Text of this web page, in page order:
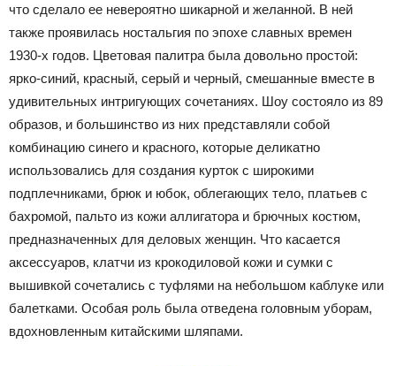
что сделало ее невероятно шикарной и желанной. В ней
также проявилась ностальгия по эпохе славных времен
1930-х годов. Цветовая палитра была довольно простой:
ярко-синий, красный, серый и черный, смешанные вместе в
удивительных интригующих сочетаниях. Шоу состояло из 89
образов, и большинство из них представляли собой
комбинацию синего и красного, которые деликатно
использовались для создания курток с широкими
подплечниками, брюк и юбок, облегающих тело, платьев с
бахромой, пальто из кожи аллигатора и брючных костюм,
предназначенных для деловых женщин. Что касается
аксессуаров, клатчи из крокодиловой кожи и сумки с
вышивкой сочетались с туфлями на небольшом каблуке или
балетками. Особая роль была отведена головным уборам,
вдохновленным китайскими шляпами.